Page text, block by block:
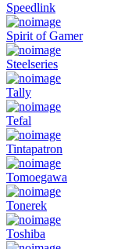
Speedlink
Spirit of Gamer
Steelseries
Tally
Tefal
Tintapatron
Tomoegawa
Tonerek
Toshiba